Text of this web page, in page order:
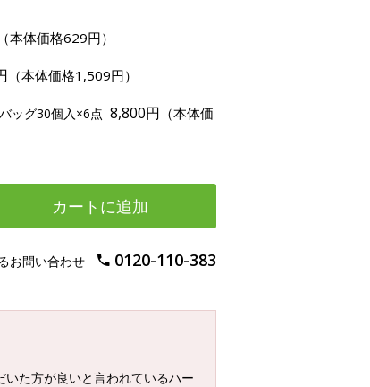
（本体価格629円）
（本体価格1,509円）
ッグ30個入×6点 8,800円 （本体価
カートに追加
お問い合わせ 0120-110-383
た方が良いと言われているハー